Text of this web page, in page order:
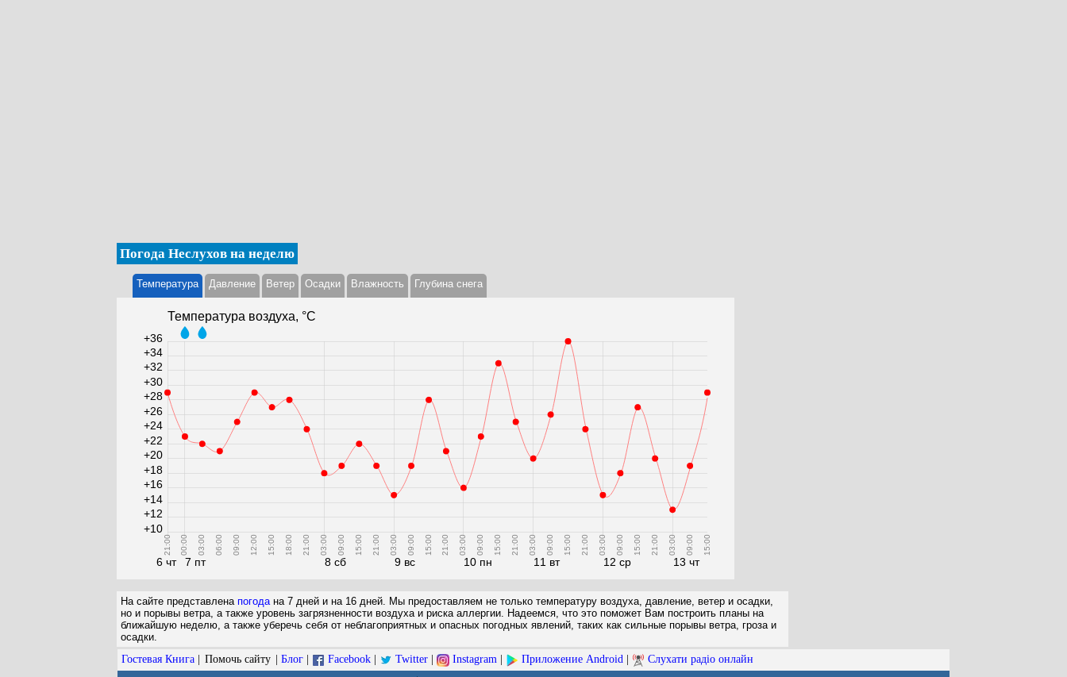
Погода Неслухов на неделю
Температура Давление Ветер Осадки Влажность Глубина снега
Температура воздуха, °С
6 чт
21:00
7 пт
00:00 03:00 06:00 09:00 12:00 15:00 18:00 21:00
8 сб
03:00 09:00 15:00 21:00
9 вс
03:00 09:00 15:00 21:00
10 пн
03:00 09:00 15:00 21:00
11 вт
03:00 09:00 15:00 21:00
12 ср
03:00 09:00 15:00 21:00
13 чт
03:00 09:00 15:00
+10
+12
+14
+16
+18
+20
+22
+24
+26
+28
+30
+32
+34
+36
На сайте представлена погода на 7 дней и на 16 дней. Мы предоставляем не только температуру воздуха, давление, ветер и осадки,
но и порывы ветра, а также уровень загрязненности воздуха и риска аллергии. Надеемся, что это поможет Вам построить планы на
ближайшую неделю, а также уберечь себя от неблагоприятных и опасных погодных явлений, таких как сильные порывы ветра, гроза и
осадки.
Гостевая Книга Помочь сайту Блог Facebook Twitter Instagram Приложение Android Слухати радіо онлайн